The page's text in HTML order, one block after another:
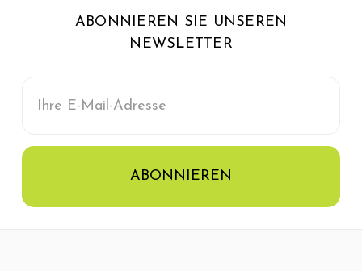
ABONNIEREN SIE UNSEREN
NEWSLETTER
Mail-